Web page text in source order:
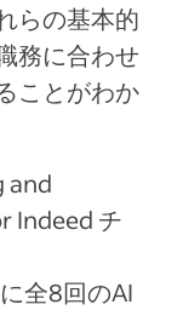
らの基本的
務に合わせ
ことがわか
and
Indeed チ
全8回のAI